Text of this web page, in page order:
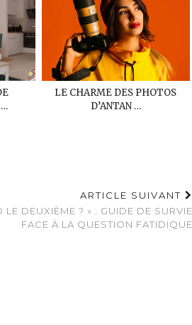
…
LE CHARME DES PHOTOS
D’ANTAN …
ARTICLE SUIVANT
LE DEUXIÈME ? » : GUIDE DE SURVIE
FACE À LA QUESTION FATIDIQUE